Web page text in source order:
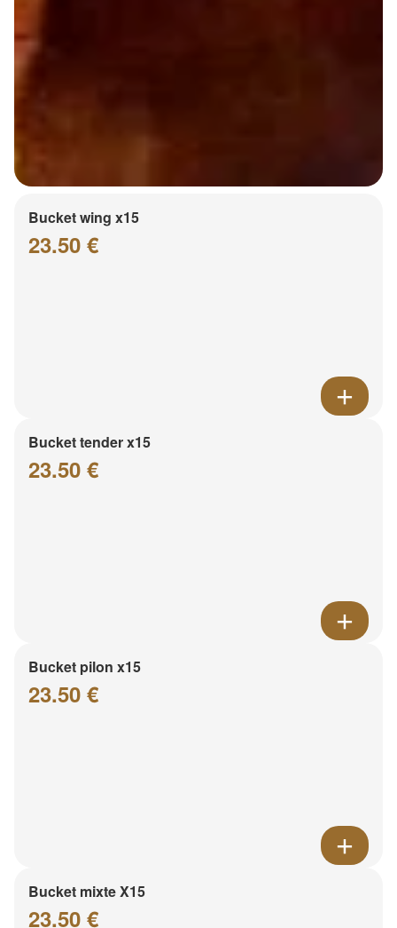
Bucket wing x15
23.50 €
Bucket tender x15
23.50 €
Bucket pilon x15
23.50 €
Bucket mixte X15
23.50 €